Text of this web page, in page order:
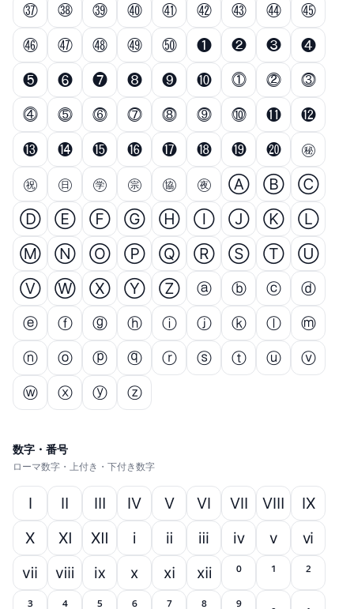
㊲
㊳ ㊴ ㊵ ㊶ ㊷ ㊸ ㊹
㊺
㊻
㊼ ㊽ ㊾ ㊿ ❶ ❷ ❸
❹
❺
❻ ❼ ❽ ❾ ❿ ⓵ ⓶
⓷
⓸
⓹ ⓺ ⓻ ⓼ ⓽ ⓾ ⓫
⓬
⓭
⓮ ⓯ ⓰ ⓱ ⓲ ⓳ ⓴
㊙
㊗
㊐ ㊫ ㊪ ㊯ ㊰ Ⓐ Ⓑ
Ⓒ
Ⓓ
Ⓔ Ⓕ Ⓖ Ⓗ Ⓘ Ⓙ Ⓚ
Ⓛ
Ⓜ
Ⓝ Ⓞ Ⓟ Ⓠ Ⓡ Ⓢ Ⓣ
Ⓤ
Ⓥ
Ⓦ Ⓧ Ⓨ Ⓩ ⓐ ⓑ ⓒ
ⓓ
ⓔ
ⓕ ⓖ ⓗ ⓘ ⓙ ⓚ ⓛ
ⓜ
ⓝ
ⓞ ⓟ ⓠ ⓡ ⓢ ⓣ ⓤ
ⓥ
ⓦ
ⓧ ⓨ ⓩ
数字・番号
ローマ数字・上付き・下付き数字
Ⅰ Ⅱ Ⅲ Ⅳ Ⅴ Ⅵ Ⅶ Ⅷ
Ⅸ
Ⅹ
Ⅺ Ⅻ ⅰ ⅱ ⅲ ⅳ ⅴ
ⅵ
ⅶ
ⅷ ⅸ ⅹ ⅺ ⅻ ⁰ ¹
²